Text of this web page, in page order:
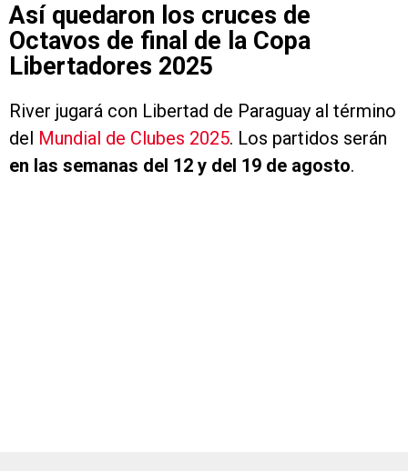
Así quedaron los cruces de
Octavos de final de la Copa
Libertadores 2025
River jugará con Libertad de Paraguay al término
del Mundial de Clubes 2025. Los partidos serán
en las semanas del 12 y del 19 de agosto.